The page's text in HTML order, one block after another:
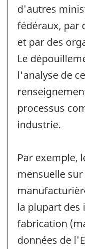
d'autres
fédéraux, par
et par des
Le
l'analyse de
processus
industrie.
Par exemple,
mensuelle
la plupart des
fabrication
données de